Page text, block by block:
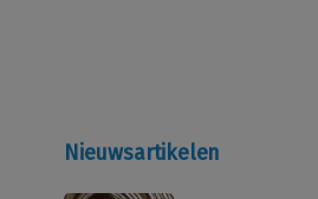
Nieuwsartikelen